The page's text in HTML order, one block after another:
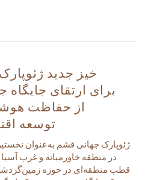
خیز جدید
برای ارتقای جایگاه
از حفاظت
توسعه
ژئوپارک جهانی قشم به‌عنوان
در منطقه خاورمیانه و غرب
قطب منطقه‌ای در حوزه